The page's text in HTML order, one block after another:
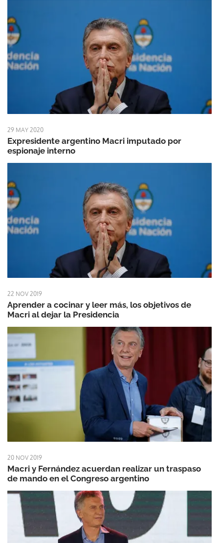
29 MAY 2020
Expresidente argentino Macri imputado por
espionaje interno
22 NOV 2019
Aprender a cocinar y leer más, los objetivos de
Macri al dejar la Presidencia
20 NOV 2019
Macri y Fernández acuerdan realizar un traspaso
de mando en el Congreso argentino